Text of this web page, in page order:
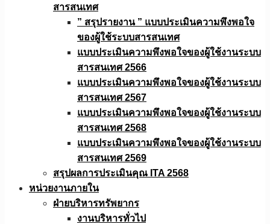
สารสนเทศ
” สรุปรายงาน ” แบบประเมินความพึงพอใจ
ของผู้ใช้ระบบสารสนเทศ
แบบประเมินความพึงพอใจของผู้ใช้งานระบบ
สารสนเทศ 2566
แบบประเมินความพึงพอใจของผู้ใช้งานระบบ
สารสนเทศ 2567
แบบประเมินความพึงพอใจของผู้ใช้งานระบบ
สารสนเทศ 2568
แบบประเมินความพึงพอใจของผู้ใช้งานระบบ
สารสนเทศ 2569
สรุปผลการประเมินคุณ ITA 2568
หน่วยงานภายใน
ฝ่ายบริหารทรัพยากร
งานบริหารทั่วไป